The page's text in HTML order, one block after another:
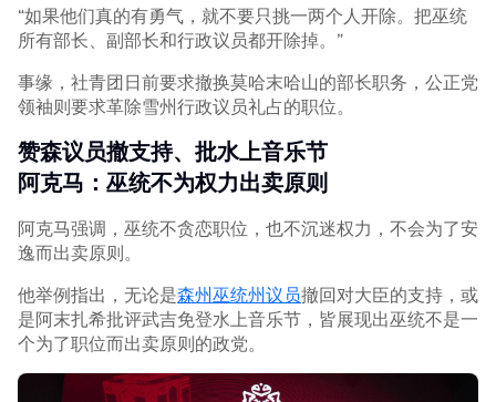
“如果他们真的有勇气，就不要只挑一两个人开除。把巫统
所有部长、副部长和行政议员都开除掉。”
事缘，社青团日前要求撤换莫哈末哈山的部长职务，公正党
领袖则要求革除雪州行政议员礼占的职位。
赞森议员撤支持、批水上音乐节
阿克马：巫统不为权力出卖原则
阿克马强调，巫统不贪恋职位，也不沉迷权力，不会为了安
逸而出卖原则。
他举例指出，无论是森州巫统州议员撤回对大臣的支持，或
是阿末扎希批评武吉免登水上音乐节，皆展现出巫统不是一
个为了职位而出卖原则的政党。